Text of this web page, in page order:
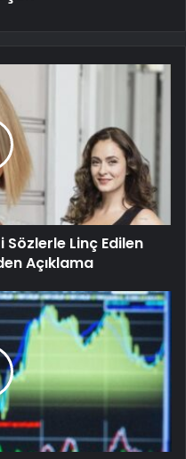
Sözlerle Linç Edilen
Açıklama